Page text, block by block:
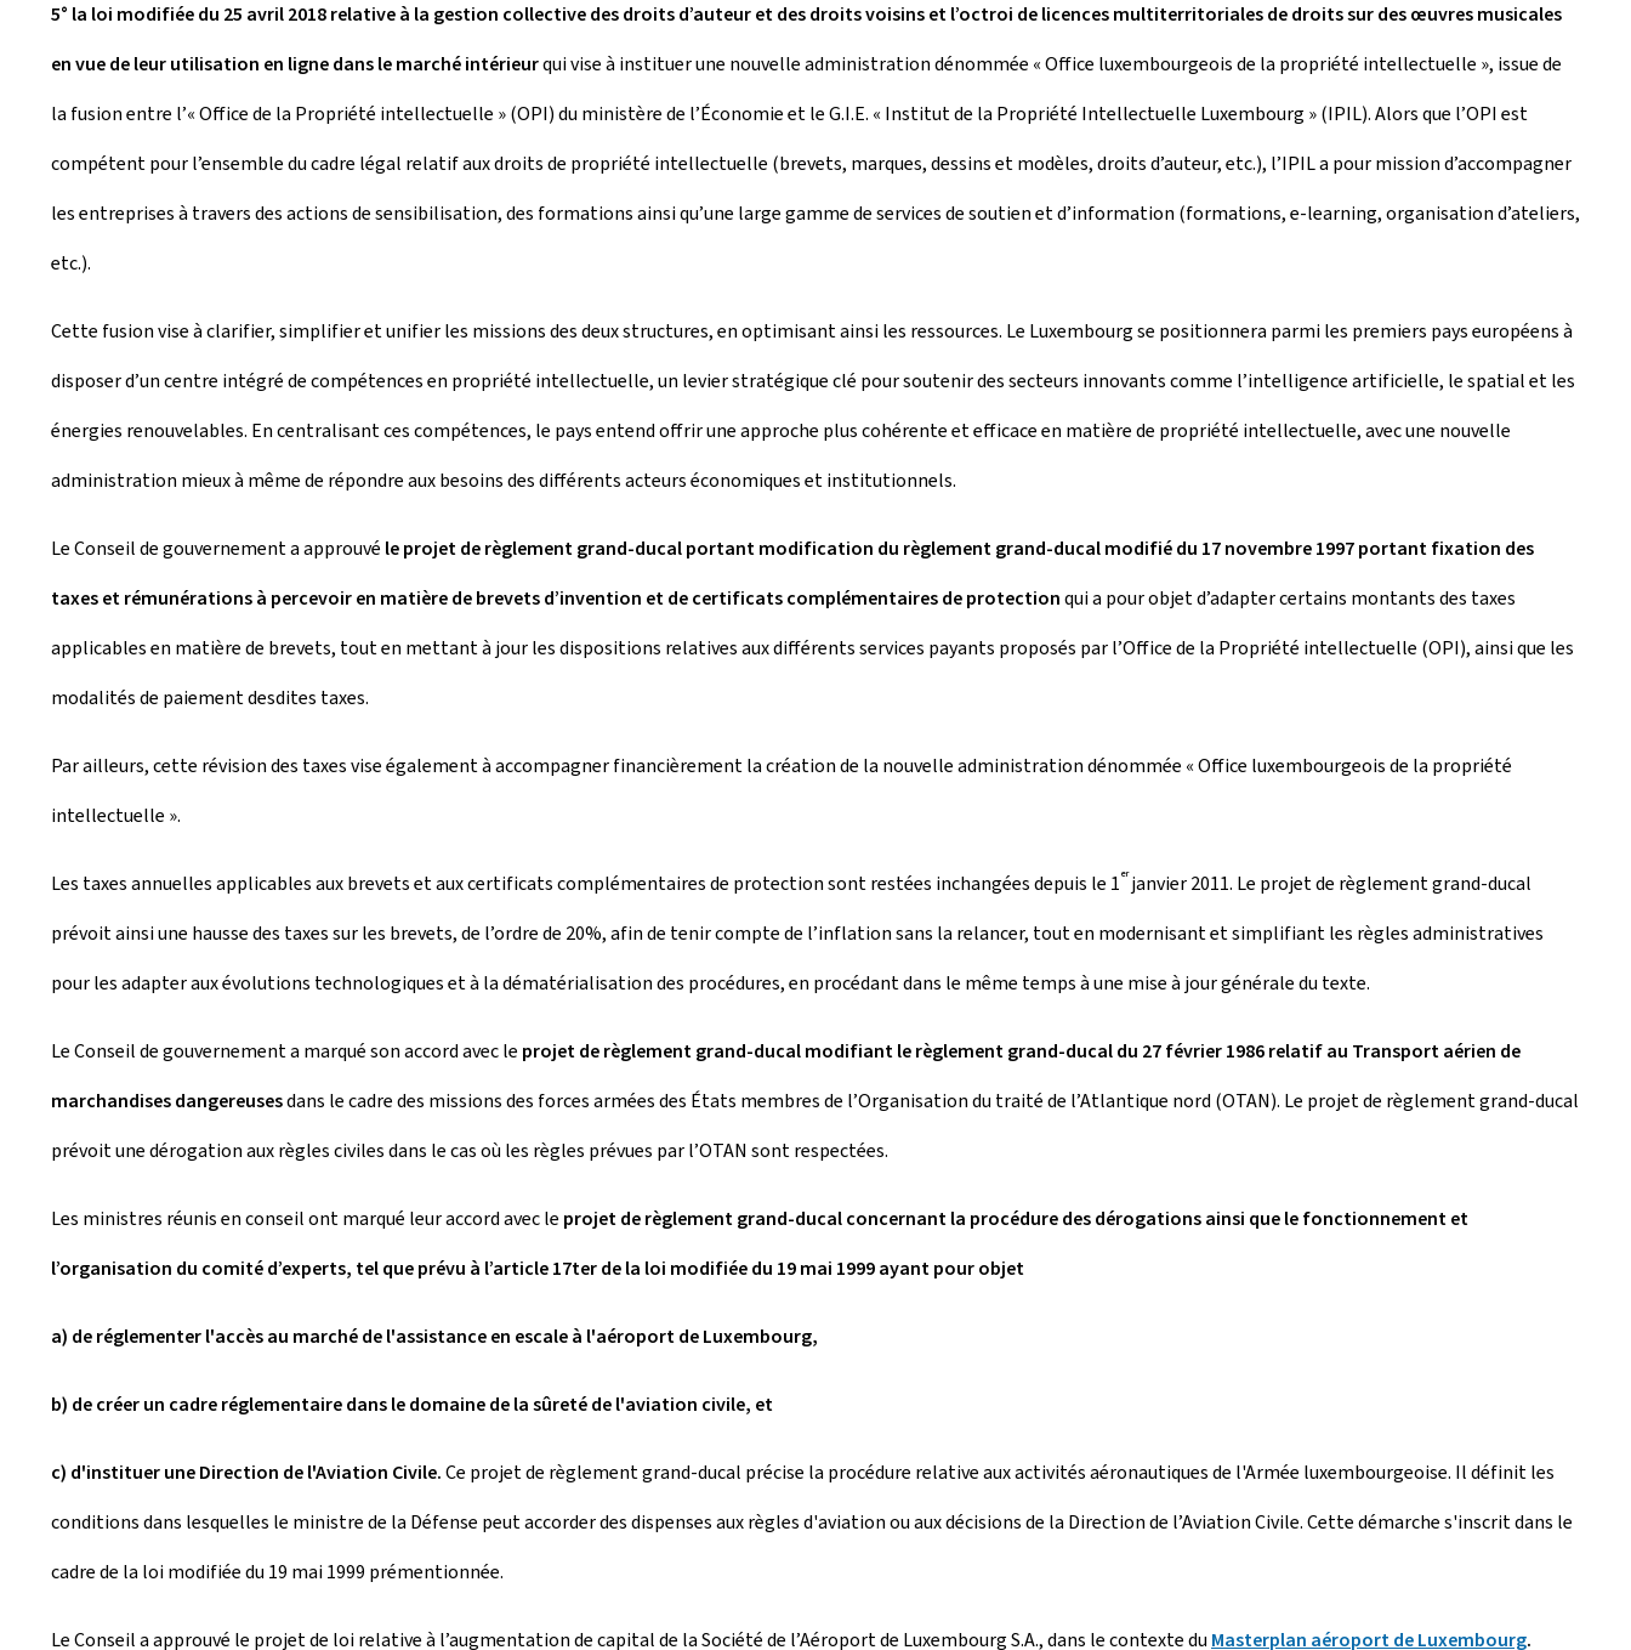
5° la loi modifiée du 25 avril 2018 relative à la gestion collective des droits d’auteur et des droits voisins et l’octroi de licences multiterritoriales de droits sur des œuvres musicales
en vue de leur utilisation en ligne dans le marché intérieurqui vise à instituer une nouvelle administration dénommée « Office luxembourgeois de la propriété intellectuelle », issue de
la fusion entre l’« Office de la Propriété intellectuelle » (OPI) du ministère de l’Économie et le G.I.E. « Institut de la Propriété Intellectuelle Luxembourg » (IPIL). Alors que l’OPI est
compétent pour l’ensemble du cadre légal relatif aux droits de propriété intellectuelle (brevets, marques, dessins et modèles, droits d’auteur, etc.), l’IPIL a pour mission d’accompagner
les entreprises à travers des actions de sensibilisation, des formations ainsi qu’une large gamme de services de soutien et d’information (formations, e-learning, organisation d’ateliers,
etc.).
Cette fusion vise à clarifier, simplifier et unifier les missions des deux structures, en optimisant ainsi les ressources. Le Luxembourg se positionnera parmi les premiers pays européens à
disposer d’un centre intégré de compétences en propriété intellectuelle, un levier stratégique clé pour soutenir des secteurs innovants comme l’intelligence artificielle, le spatial et les
énergies renouvelables. En centralisant ces compétences, le pays entend offrir une approche plus cohérente et efficace en matière de propriété intellectuelle, avec une nouvelle
administration mieux à même de répondre aux besoins des différents acteurs économiques et institutionnels.
Le Conseil de gouvernement a approuvé le projet de règlement grand-ducal portant modification du règlement grand-ducal modifié du 17 novembre 1997 portant fixation des
taxes et rémunérations à percevoir en matière de brevets d’invention et de certificats complémentaires de protectionqui a pour objet d’adapter certains montants des taxes
applicables en matière de brevets, tout en mettant à jour les dispositions relatives aux différents services payants proposés par l’Office de la Propriété intellectuelle (OPI), ainsi que les
modalités de paiement desdites taxes.
Par ailleurs, cette révision des taxes vise également à accompagner financièrement la création de la nouvelle administration dénommée « Office luxembourgeois de la propriété
intellectuelle ».
Les taxes annuelles applicables aux brevets et aux certificats complémentaires de protection sont restées inchangées depuis le 1erjanvier 2011. Le projet de règlement grand-ducal
prévoit ainsi une hausse des taxes sur les brevets, de l’ordre de 20%, afin de tenir compte de l’inflation sans la relancer, tout en modernisant et simplifiant les règles administratives
pour les adapter aux évolutions technologiques et à la dématérialisation des procédures, en procédant dans le même temps à une mise à jour générale du texte.
Le Conseil de gouvernement a marqué son accord avec le projet de règlement grand-ducal modifiant le règlement grand-ducal du 27 février 1986 relatif au Transport aérien de
marchandises dangereusesdans le cadre des missions des forces armées des États membres de l’Organisation du traité de l’Atlantique nord (OTAN). Le projet de règlement grand-ducal
prévoit une dérogation aux règles civiles dans le cas où les règles prévues par l’OTAN sont respectées.
Les ministres réunis en conseil ont marqué leur accord avec le projet de règlement grand-ducal concernant la procédure des dérogations ainsi que le fonctionnement et
l’organisation du comité d’experts, tel que prévu à l’article 17ter de la loi modifiée du 19 mai 1999 ayant pour objet
a) de réglementer l'accès au marché de l'assistance en escale à l'aéroport de Luxembourg,
b) de créer un cadre réglementaire dans le domaine de la sûreté de l'aviation civile, et
c) d'instituer une Direction de l'Aviation Civile.Ce projet de règlement grand-ducal précise la procédure relative aux activités aéronautiques de l'Armée luxembourgeoise. Il définit les
conditions dans lesquelles le ministre de la Défense peut accorder des dispenses aux règles d'aviation ou aux décisions de la Direction de l’Aviation Civile. Cette démarche s'inscrit dans le
cadre de la loi modifiée du 19 mai 1999 prémentionnée.
Le Conseil a approuvé le projet de loi relative à l’augmentation de capital de la Société de l’Aéroport de Luxembourg S.A., dans le contexte du Masterplan aéroport de Luxembourg.